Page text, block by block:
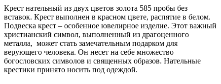
Крест нательный из двух цветов золота 585 пробы без
вставок. Крест выполнен в красном цвете, распятие в белом.
Подвеска крест – особенное ювелирное изделие. Этот важный
христианский символ, выполненный из драгоценного
металла, может стать замечательным подарком для
верующего человека. Он несет на себе множество
богословских символов и священных образов. Нательные
крестики принято носить под одеждой.